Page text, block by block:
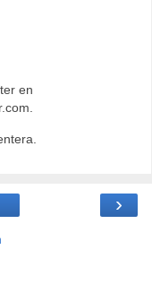
en
›